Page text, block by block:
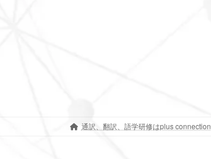
通訳、翻訳、語学研修はplus connection